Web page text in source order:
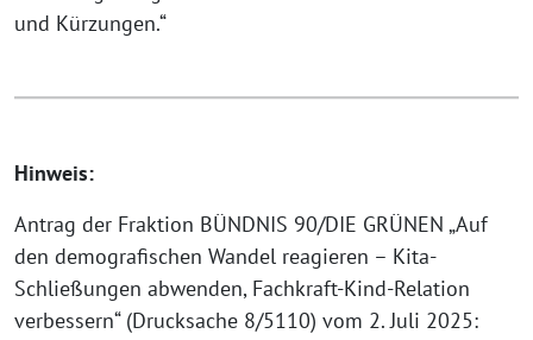
und Kürzungen.“
Hinweis:
Antrag der Fraktion BÜNDNIS 90/DIE GRÜNEN „Auf
den demografischen Wandel reagieren – Kita-
Schließungen abwenden, Fachkraft-Kind-Relation
verbessern“ (Drucksache 8/5110) vom 2. Juli 2025: